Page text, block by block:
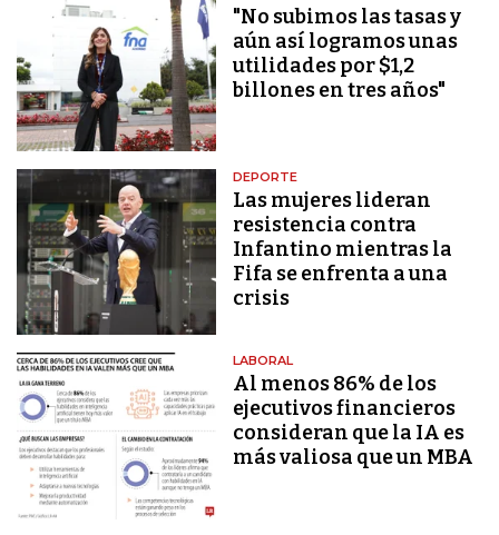
"No subimos las tasas y
aún así logramos unas
utilidades por $1,2
billones en tres años"
DEPORTE
Las mujeres lideran
resistencia contra
Infantino mientras la
Fifa se enfrenta a una
crisis
LABORAL
Al menos 86% de los
ejecutivos financieros
consideran que la IA es
más valiosa que un MBA